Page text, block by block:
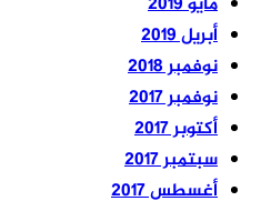
أبريل 2019
نوفمبر 2018
نوفمبر 2017
أكتوبر 2017
سبتمبر 2017
أغسطس 2017